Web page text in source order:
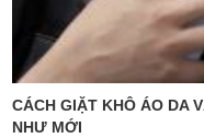
CÁCH GIẶT KHÔ ÁO DA
NHƯ MỚI